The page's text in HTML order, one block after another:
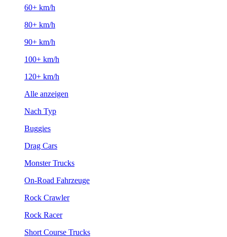
60+ km/h
80+ km/h
90+ km/h
100+ km/h
120+ km/h
Alle anzeigen
Nach Typ
Buggies
Drag Cars
Monster Trucks
On-Road Fahrzeuge
Rock Crawler
Rock Racer
Short Course Trucks